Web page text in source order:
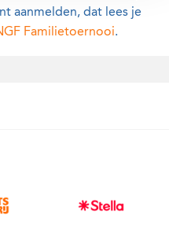
aanmelden, dat lees je
Familietoernooi.